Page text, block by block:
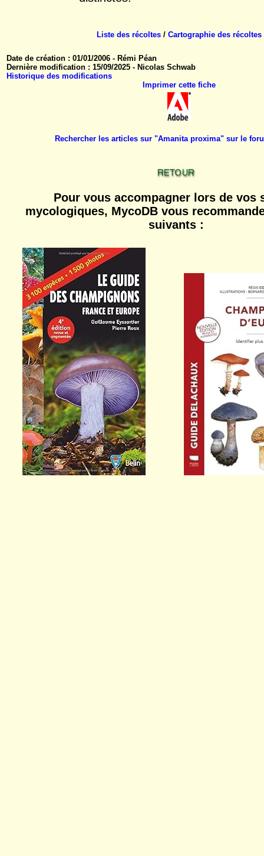
Liste des récoltes /Cartographie des récoltes
Date de création : 01/01/2006 - Rémi Péan
Dernière modification : 15/09/2025 - Nicolas Schwab
Historique des modifications
Imprimer cette fiche
Rechercher les articles sur "Amanita proxima" sur le
Pour vous accompagner lors de vos
mycologiques, MycoDB vous
suivants :